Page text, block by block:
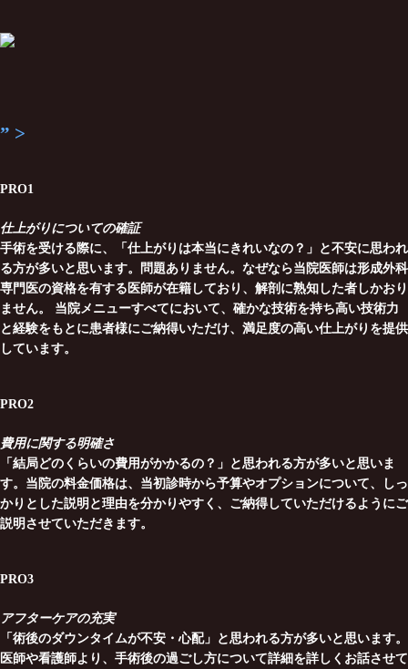
” >
PRO1
仕上がりについての確証
手術を受ける際に、「仕上がりは本当にきれいなの？」と不安に思われ
る方が多いと思います。問題ありません。なぜなら当院医師は形成外科
専門医の資格を有する医師が在籍しており、解剖に熟知した者しかおり
ません。 当院メニューすべてにおいて、確かな技術を持ち高い技術力
と経験をもとに患者様にご納得いただけ、満足度の高い仕上がりを提供
しています。
PRO2
費用に関する明確さ
「結局どのくらいの費用がかかるの？」と思われる方が多いと思いま
す。当院の料金価格は、当初診時から予算やオプションについて、しっ
かりとした説明と理由を分かりやすく、ご納得していただけるようにご
説明させていただきます。
PRO3
アフターケアの充実
「術後のダウンタイムが不安・心配」と思われる方が多いと思います。
医師や看護師より、手術後の過ごし方について詳細を詳しくお話させて